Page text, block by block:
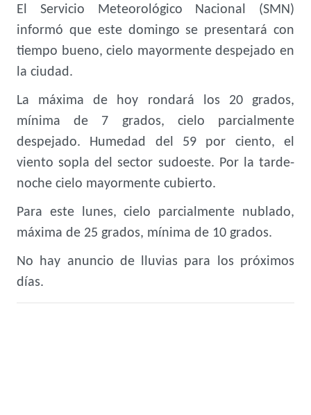
El Servicio Meteorológico Nacional (SMN)
informó que este domingo se presentará con
tiempo bueno, cielo mayormente despejado en
la ciudad.
La máxima de hoy rondará los 20 grados,
mínima de 7 grados, cielo parcialmente
despejado. Humedad del 59 por ciento, el
viento sopla del sector sudoeste. Por la tarde-
noche cielo mayormente cubierto.
Para este lunes, cielo parcialmente nublado,
máxima de 25 grados, mínima de 10 grados.
No hay anuncio de lluvias para los próximos
días.